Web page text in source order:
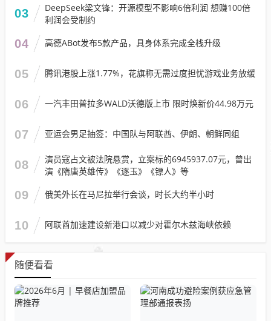
03
DeepSeek梁文锋：开源模型不影响6倍利润 想赚100倍
利润会受制约
04 高德ABot发布5款产品，具身体系完成全栈升级
05 腾讯港股上涨1.77%，花旗称无需过度担忧游戏业务放缓
06 一汽丰田普拉多WALD沃德版上市 限时焕新价44.98万元
07 亚运会男足抽签：中国队与阿联酋、伊朗、朝鲜同组
08
演员寇占文被法院悬赏，立案标的6945937.07元，曾出
演《隋唐英雄传》《逐玉》《镖人》等
09 俄美外长在马尼拉举行会谈，时长大约半小时
10 阿联酋加速建设新港口以减少对霍尔木兹海峡依赖
随便看看